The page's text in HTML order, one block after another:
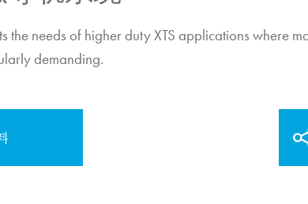
the needs of higher duty XTS applications where
demanding.